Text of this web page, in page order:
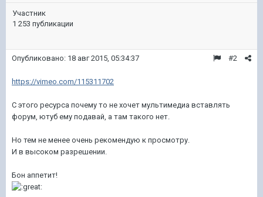
Участник
1 253 публикации
#2
Опубликовано: 18 авг 2015, 05:34:37
https://vimeo.com/115311702
С этого ресурса почему то не хочет мультимедиа вставлять
форум, ютуб ему подавай, а там такого нет.
Но тем не менее очень рекомендую к просмотру.
И в высоком разрешении.
Бон аппетит!